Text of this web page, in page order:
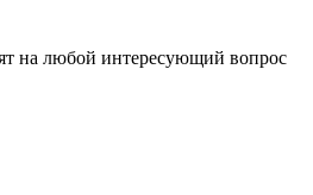
на любой интересующий вопрос